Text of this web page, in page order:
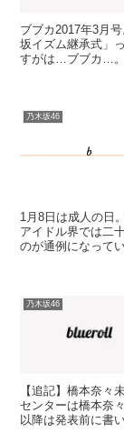
ブブカ2017年3月
坂イズム継承式」
すがは…ブブカ…。
乃木坂46
1月8日は成人の日
アイドル界では二
のが通例になって
乃木坂46
【追記】橋本奈
センターは橋本奈
以降は発表前に書